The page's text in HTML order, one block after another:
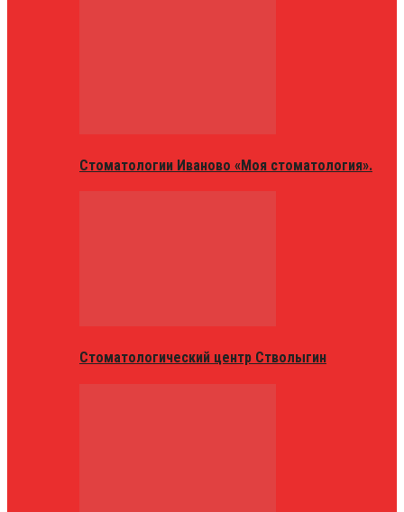
Стоматологии Иваново «Моя стоматология».
Стоматологический центр Стволыгин